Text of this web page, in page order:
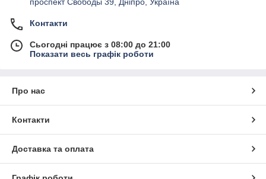
проспект Свободы 39, Дніпро, Україна
Контакти
Сьогодні працює з 08:00 до 21:00
Показати весь графік роботи
Про нас
Контакти
Доставка та оплата